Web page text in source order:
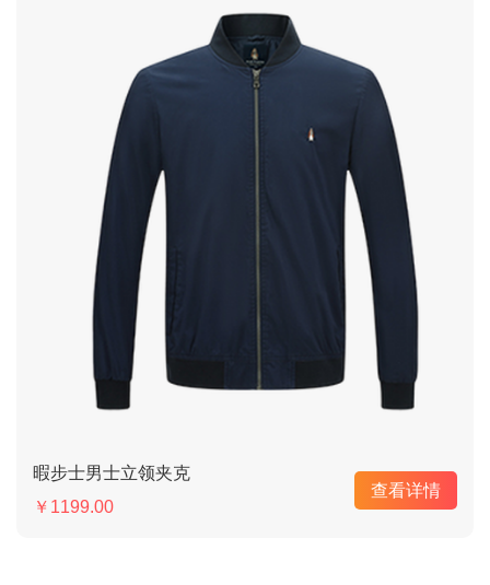
暇步士男士立领夹克
￥1199.00
查看详情